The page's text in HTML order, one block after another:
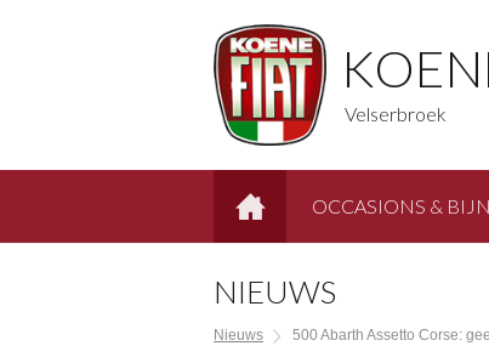
Velserbroek
OCCASIONS &
NIEUWS
Nieuws 500 Abarth Assetto Corse: